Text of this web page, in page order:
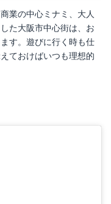
業の中心ミナミ、大人
た大阪市中心街は、お
す。遊びに行く時も仕
ておけばいつも理想的